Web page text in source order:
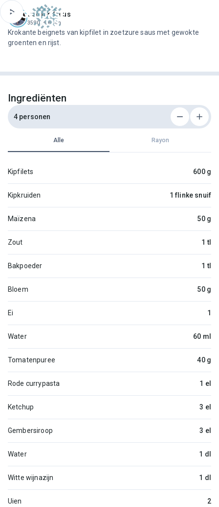
Jeroen Meus
3590 recepten
Krokante beignets van kipfilet in zoetzure saus met gewokte
groenten en rijst.
Ingrediënten
4 personen
Alle Rayon
Kipfilets 600 g
Kipkruiden 1 flinke snuif
Maïzena 50 g
Zout 1 tl
Bakpoeder 1 tl
Bloem 50 g
Ei 1
Water 60 ml
Tomatenpuree 40 g
Rode currypasta 1 el
Ketchup 3 el
Gembersiroop 3 el
Water 1 dl
Witte wijnazijn 1 dl
Uien 2